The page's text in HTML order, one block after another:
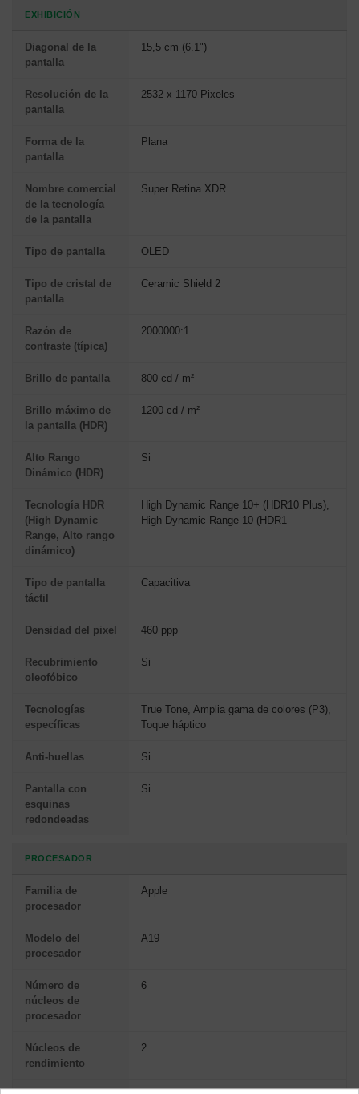
EXHIBICIÓN
Diagonal de la
pantalla
15,5 cm (6.1")
Resolución de la
pantalla
2532 x 1170 Pixeles
Forma de la
pantalla
Plana
Nombre comercial
de la tecnología
de la pantalla
Super Retina XDR
Tipo de pantalla OLED
Tipo de cristal de
pantalla
Ceramic Shield 2
Razón de
contraste (típica)
2000000:1
Brillo de pantalla 800 cd / m²
Brillo máximo de
la pantalla (HDR)
1200 cd / m²
Alto Rango
Dinámico (HDR)
Si
Tecnología HDR
(High Dynamic
Range, Alto rango
dinámico)
High Dynamic Range 10+ (HDR10 Plus),
High Dynamic Range 10 (HDR1
Tipo de pantalla
táctil
Capacitiva
Densidad del pixel 460 ppp
Recubrimiento
oleofóbico
Si
Tecnologías
específicas
True Tone, Amplia gama de colores (P3),
Toque háptico
Anti-huellas Si
Pantalla con
esquinas
redondeadas
Si
PROCESADOR
Familia de
procesador
Apple
Modelo del
procesador
A19
Número de
núcleos de
procesador
6
Núcleos de
rendimiento
2